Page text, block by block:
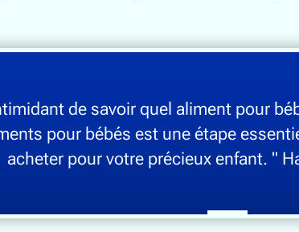
de savoir quel aliment pour
pour bébés est une étape
acheter pour votre précieux enfant. "